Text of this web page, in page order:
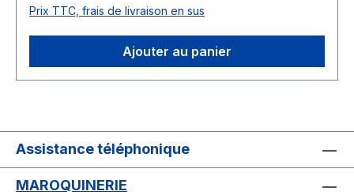
Prix TTC, frais de livraison en sus
Ajouter au panier
Assistance téléphonique
MAROQUINERIE